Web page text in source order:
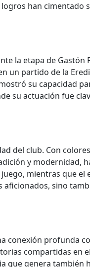
han
la etapa de Gastón
partido de la
su capacidad
su actuación fue
del club. Con
y modernidad,
mientras que el
aficionados, sino
conexión profunda
compartidas en
que genera también